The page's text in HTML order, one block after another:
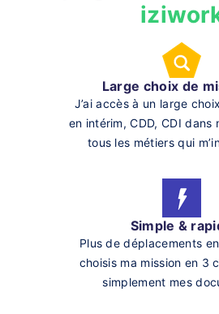
Large choix de
J’ai accès à un large
en intérim, CDD, CDI dans
tous les métiers qui
Simple &
Plus de déplacements
choisis ma mission en 3
simplement mes